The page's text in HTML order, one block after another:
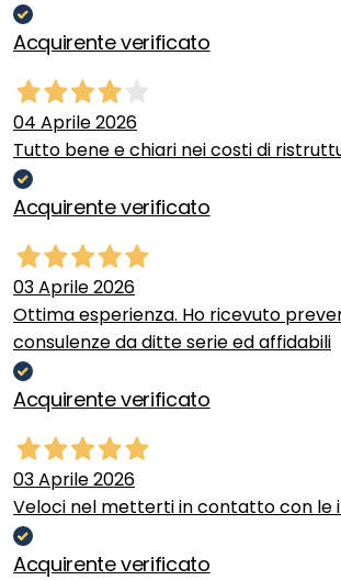
Acquirente verificato
04 Aprile 2026
Tutto bene e chiari nei costi di
Acquirente verificato
03 Aprile 2026
Ottima esperienza. Ho ricevuto
consulenze da ditte serie ed affidabili
Acquirente verificato
03 Aprile 2026
Veloci nel metterti in contatto con le
Acquirente verificato